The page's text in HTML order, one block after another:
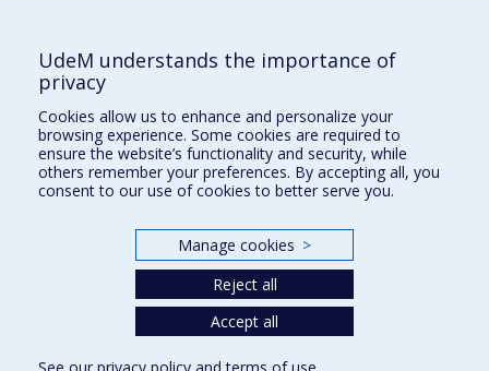
Téléchargez les logos de l'ESPUM
Privacy
UdeM understands the importance of
privacy
Cookies allow us to enhance and personalize your
browsing experience. Some cookies are required to
ensure the website’s functionality and security, while
others remember your preferences. By accepting all, you
consent to our use of cookies to better serve you.
Manage cookies >
Reject all
Accept all